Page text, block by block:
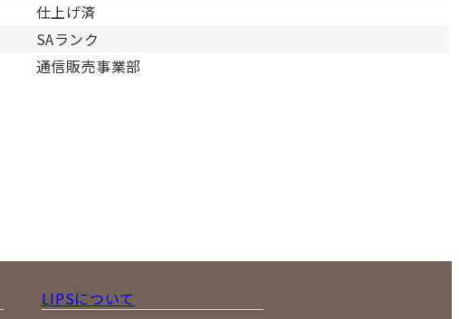
仕上げ済
SAランク
通信販売事業部
LIPSについて